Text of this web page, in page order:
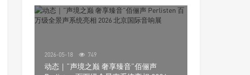
2026-05-18 749
动态｜”声境之巅 奢享臻音”佰俪声